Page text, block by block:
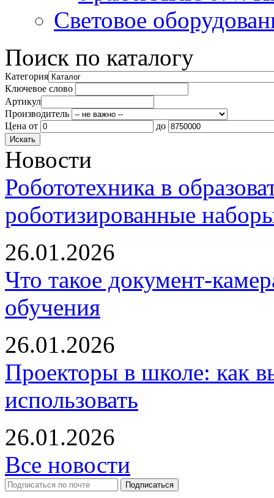
Световое
Поиск по каталогу
Категория
Ключевое слово
Артикул
Производитель
Цена от до
Новости
Робототехника в
роботизированные
26.01.2026
Что такое документ-
обучения
26.01.2026
Проекторы в школе: как
использовать
26.01.2026
Все новости